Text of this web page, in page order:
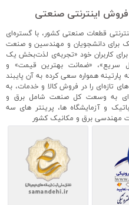
فروش اینترنتی صنعتی
قطعات صنعتی کشور، با گستره‌ای
برای دانشجویان و مهندسین و صنعت
برای کاربران خود «تجربه‌ی لذت‌بخش یک
سریع»، «ضمانت بهترین قیمت» و
همواره سعی کرده به آن پایبند
تازه‌ای را در فروش کالا و خدمات، به
به وسعت کل صنعت شامل برق و
و آزمایشگاه ها، پرینتر های سه
مهندسی برق و مکانیک کشور